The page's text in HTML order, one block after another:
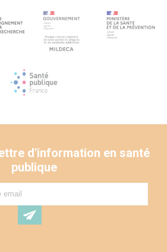
internationale.
d'information en santé
publique